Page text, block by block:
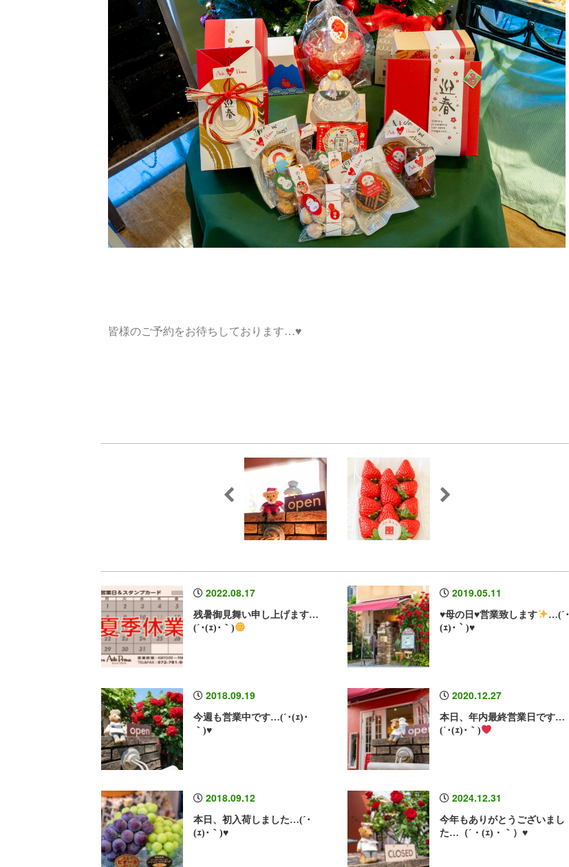
皆様のご予約をお待ちしております…♥
2022.08.17
残暑御見舞い申し上げます…
(´･(ｪ)･｀)
2019.05.11
♥母の日 ♥営業致します
…(´･
(ｪ)･｀)♥
2018.09.19
今週も営業中です…(´･(ｪ)･
｀)♥
2020.12.27
本日、年内最終営業日です…
(´･(ｪ)･｀)
2018.09.12
本日、初入荷しました…(´･
(ｪ)･｀)♥
2024.12.31
今年もありがとうございまし
た…（´・(ｪ)・｀）♥